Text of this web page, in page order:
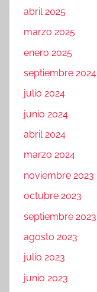
abril 2025
marzo 2025
enero 2025
septiembre 2024
julio 2024
junio 2024
abril 2024
marzo 2024
noviembre 2023
octubre 2023
septiembre 2023
agosto 2023
julio 2023
junio 2023